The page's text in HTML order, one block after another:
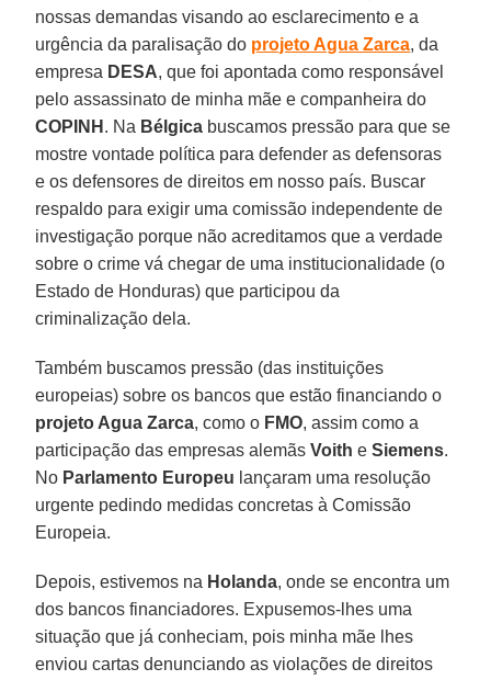
nossas demandas visando ao esclarecimento e a
urgência da paralisação do projeto Agua Zarca, da
empresa DESA, que foi apontada como responsável
pelo assassinato de minha mãe e companheira do
COPINH . Na Bélgica buscamos pressão para que se
mostre vontade política para defender as defensoras
e os defensores de direitos em nosso país. Buscar
respaldo para exigir uma comissão independente de
investigação porque não acreditamos que a verdade
sobre o crime vá chegar de uma institucionalidade (o
Estado de Honduras) que participou da
criminalização dela.
Também buscamos pressão (das instituições
europeias) sobre os bancos que estão financiando o
projeto Agua Zarca, como o FMO, assim como a
participação das empresas alemãsVoith eSiemens.
No Parlamento Europeu lançaram uma resolução
urgente pedindo medidas concretas à Comissão
Europeia.
Depois, estivemos na Holanda, onde se encontra um
dos bancos financiadores. Expusemos-lhes uma
situação que já conheciam, pois minha mãe lhes
enviou cartas denunciando as violações de direitos